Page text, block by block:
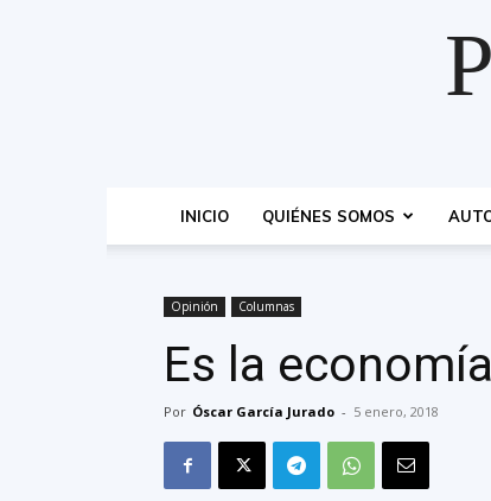
INICIO QUIÉNES SOMOS
Opinión Columnas
Es la economía
Por Óscar García Jurado - 5 enero, 2018